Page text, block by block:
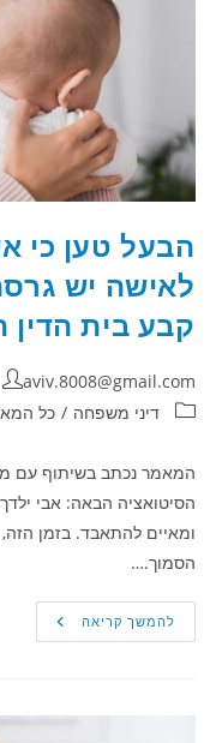
הסדרי
ראיה
עם
ילדיו
הבעל טען כי
לאישה יש
קבע בית הדין
מחבר:
aviv.8008@gmail.com
קטגוריה:דיני משפחה / כל
המאמר נכתב בשיתוף עם
הסיטואציה הבאה: אבי
ומאיים להתאבד. בזמן
הסמוך.…
להמשך קריאההבעל
טען
אך